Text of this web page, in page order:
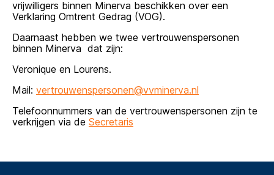
vrijwilligers binnen Minerva beschikken over een
Verklaring Omtrent Gedrag (VOG).
Daarnaast hebben we twee vertrouwenspersonen
binnen Minerva dat zijn:
Veronique en Lourens.
Mail: vertrouwenspersonen@vvminerva.nl
Telefoonnummers van de vertrouwenspersonen zijn te
verkrijgen via de Secretaris